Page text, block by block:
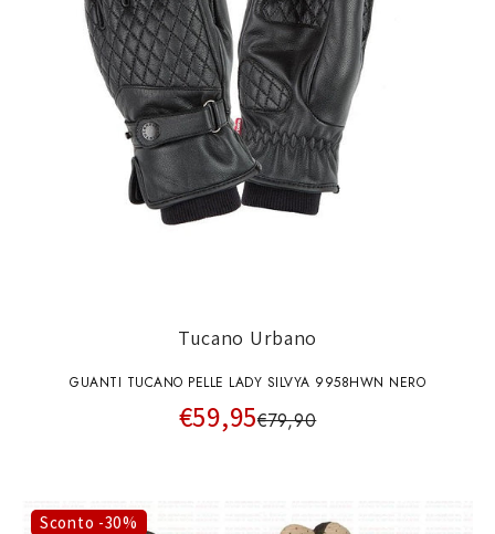
Tucano Urbano
GUANTI TUCANO PELLE LADY SILVYA 9958HWN NERO
€59,95€79,90
Sconto -30%